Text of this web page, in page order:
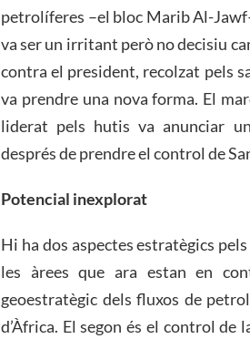
petrolíferes –el bloc Marib Al-
va ser un irritant però no decisiu
contra el president, recolzat pels
va prendre una nova forma. El
liderat pels hutis va anunciar
després de prendre el control de
Potencial inexplorat
Hi ha dos aspectes estratègics
les àrees que ara estan en
geoestratègic dels fluxos de
d’Àfrica. El segon és el control